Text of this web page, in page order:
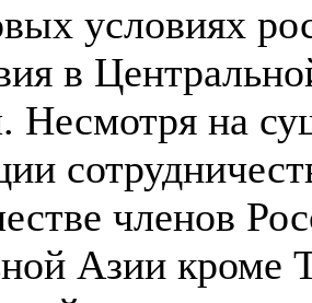
условиях
в
Несмотря на
членов
Азии кроме